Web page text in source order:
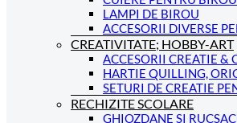
LAMPI DE BIROU
ACCESORII DIVERSE
CREATIVITATE; HOBBY-ART
ACCESORII CREATIE &
HARTIE QUILLING,
SETURI DE CREATIE
RECHIZITE SCOLARE
GHIOZDANE SI